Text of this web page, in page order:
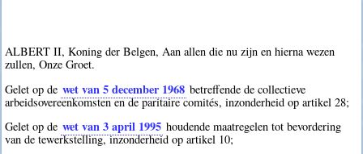
ALBERT II, Koning der Belgen, Aan allen die nu zijn en hierna wezen
zullen, Onze Groet.
Gelet op de wet van 5 december 1968 betreffende de collectieve
arbeidsovereenkomsten en de paritaire comités, inzonderheid op artikel 28;
Gelet op de wet van 3 april 1995 houdende maatregelen tot bevordering
van de tewerkstelling, inzonderheid op artikel 10;